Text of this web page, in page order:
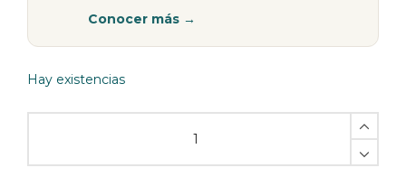
Conocer más →
Hay existencias
musgo